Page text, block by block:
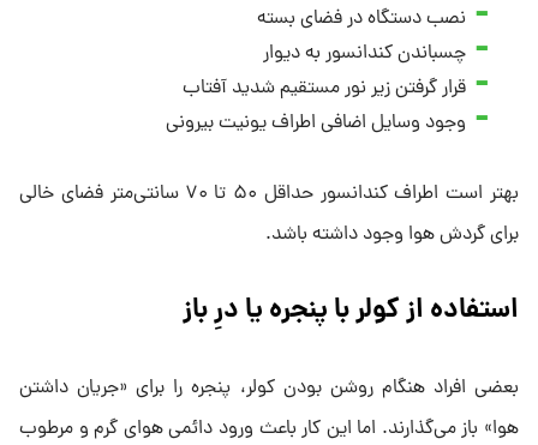
نصب دستگاه در فضای بسته
چسباندن کندانسور به دیوار
قرار گرفتن زیر نور مستقیم شدید آفتاب
وجود وسایل اضافی اطراف یونیت بیرونی
بهتر است اطراف کندانسور حداقل ۵۰ تا ۷۰ سانتی‌متر فضای خالی
برای گردش هوا وجود داشته باشد.
استفاده از کولر با پنجره یا درِ باز
بعضی افراد هنگام روشن بودن کولر، پنجره را برای «جریان داشتن
هوا» باز می‌گذارند. اما این کار باعث ورود دائمی هوای گرم و مرطوب